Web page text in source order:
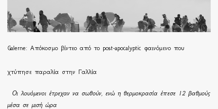
Galerne: Απόκοσμο βίντεο από το post-apocalyptic φαινόμενο που
χτύπησε παραλία στην Γαλλία
Οι λουόμενοι έτρεχαν να σωθούν, ενώ η θερμοκρασία έπεσε 12 βαθμούς
μέσα σε μισή ώρα